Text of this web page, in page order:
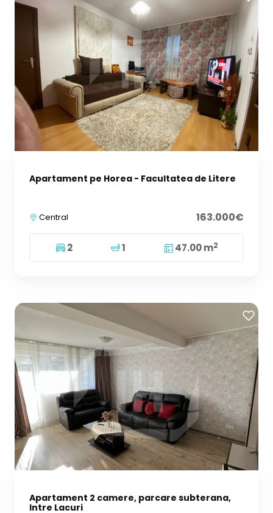
Apartament pe Horea - Facultatea de Litere
Central 163.000€
2 1 47.00 m2
Apartament 2 camere, parcare subterana,
Intre Lacuri